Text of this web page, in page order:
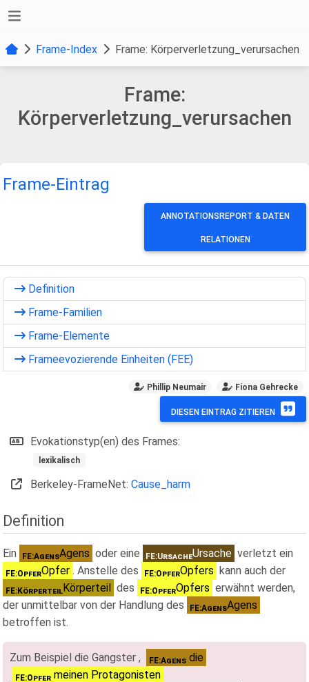
Frame-Index Frame: Körperverletzung_verursachen
Frame:
Körperverletzung_verursachen
Frame-Eintrag
ANNOTATIONSREPORT & DATEN
RELATIONEN
Definition
Frame-Familien
Frame-Elemente
Frameevozierende Einheiten (FEE)
Phillip Neumair Fiona Gehrecke
DIESEN EINTRAG ZITIEREN
Evokationstyp(en) des Frames:
lexikalisch
Berkeley-FrameNet: Cause_harm
Definition
Ein FE:AgensAgens oder eine FE:UrsacheUrsache verletzt ein
FE:OpferOpfer . Anstelle des FE:OpferOpfers kann auch der
FE:KörperteilKörperteil des FE:OpferOpfers erwähnt werden,
der unmittelbar von der Handlung des
FE:AgensAgens
betroffen ist.
Zum Beispiel die Gangster , FE:Agens die
FE:Opfer meinen Protagonisten